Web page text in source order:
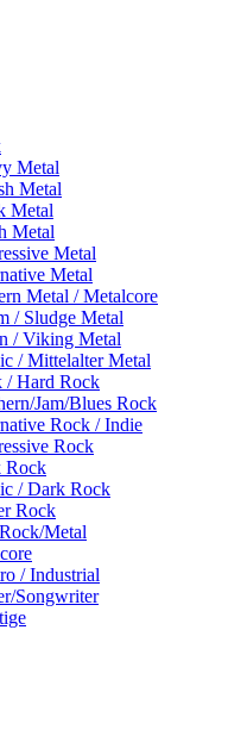
Metal
Metal
Metal
Metal
Metal
Metal
Metal / Metalcore
/ Sludge Metal
/ Viking Metal
/ Mittelalter Metal
/ Hard Rock
Jam/Blues Rock
Rock / Indie
Rock
Rock
/ Dark Rock
Rock
Metal
/ Industrial
Songwriter